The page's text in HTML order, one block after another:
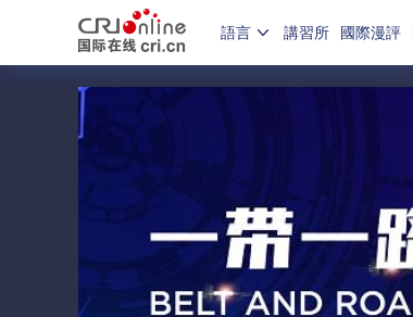
語言 講習所 國際漫評